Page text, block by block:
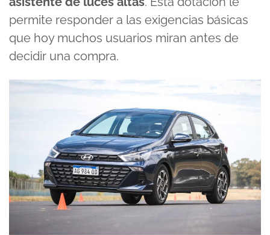
permite responder a las exigencias básicas
que hoy muchos usuarios miran antes de
decidir una compra.